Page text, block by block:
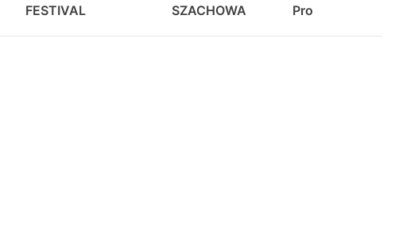
FESTIVAL
SZACHOWA
Pro